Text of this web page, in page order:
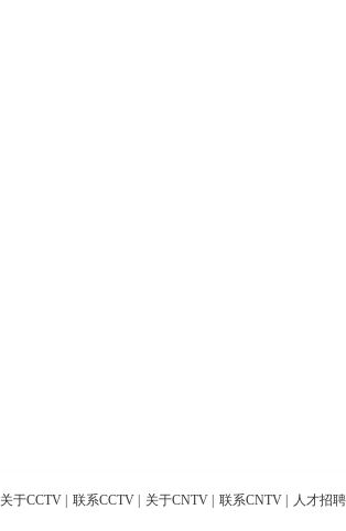
关于CCTV 联系CCTV 关于CNTV 联系CNTV 人才招聘